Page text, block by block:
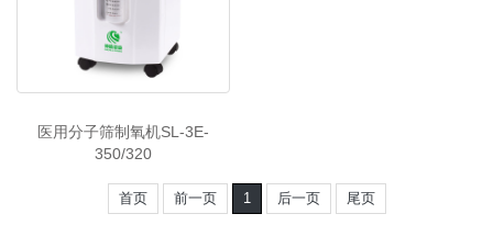
医用分子筛制氧机SL-3E-
350/320
首页 前一页 1 后一页 尾页